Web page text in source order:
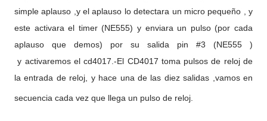
simple aplauso ,y el aplauso lo detectara un micro pequeño , y
este activara el timer (NE555) y enviara un pulso (por cada
aplauso que demos) por su salida pin #3 (NE555 )
y activaremos el cd4017.-El CD4017 toma pulsos de reloj de
la entrada de reloj, y hace una de las diez salidas ,vamos en
secuencia cada vez que llega un pulso de reloj.